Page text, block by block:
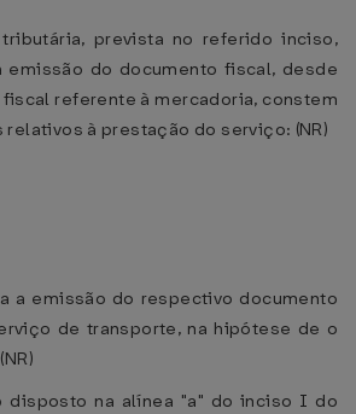
prevista no referido inciso,
emissão do documento fiscal, desde
referente à mercadoria, constem
à prestação do serviço: (NR)
a emissão do respectivo documento
de transporte, na hipótese de o
disposto na alínea "a" do inciso I do